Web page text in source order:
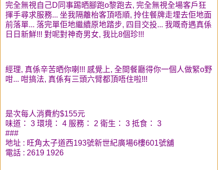
完全無視自己D同事踢晒腳跑o黎跑去, 完全無視全場客戶狂
揮手尋求服務... 坐我隔離枱客頂唔順, 拎住餐牌走埋去佢地面
前落單... 落完單佢地繼續原地踏步, 四目交投... 我嘅奇遇真係
日日新鮮!!! 對呢對神奇男女, 我比8個珍!!!
經理, 真係辛苦晒你喇!!! 感覺上, 全間餐廳得你一個人做緊o野
咁... 咁搞法, 真係有三頭六臂都頂唔住啦!!!
是次每人消費約$155元
味道： 3 環境： 4 服務： 2 衛生： 3 抵食： 3
###
地址 : 旺角太子道西193號新世紀廣場6樓601號舖
電話 : 2619 1926